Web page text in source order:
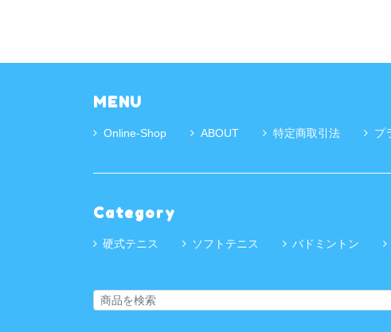
MENU
Online-Shop ABOUT 特定商取引法 プ
Category
硬式テニス ソフトテニス バドミントン